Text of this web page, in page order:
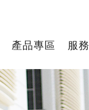
產品專區 服